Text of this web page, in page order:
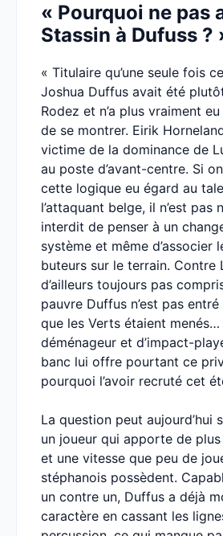
« Pourquoi ne pas
Stassin à Dufuss ?
« Titulaire qu’une seule fois
Joshua Duffus avait été
Rodez et n’a plus vraiment
de se montrer. Eirik
victime de la dominance de
au poste d’avant-centre. Si
cette logique eu égard au
l’attaquant belge, il n’est pas
interdit de penser à un
système et même d’associer
buteurs sur le terrain. Contre
d’ailleurs toujours pas
pauvre Duffus n’est pas
que les Verts étaient
déménageur et d’impact-
banc lui offre pourtant ce
pourquoi l’avoir recruté cet
La question peut aujourd’hui
un joueur qui apporte de
et une vitesse que peu de
stéphanois possèdent.
un contre un, Duffus a déjà
caractère en cassant les